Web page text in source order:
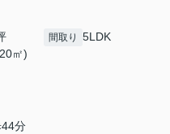
㎡)
間取り 5LDK
44分